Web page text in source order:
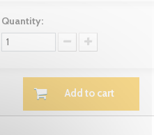
Quantity:
Add to cart